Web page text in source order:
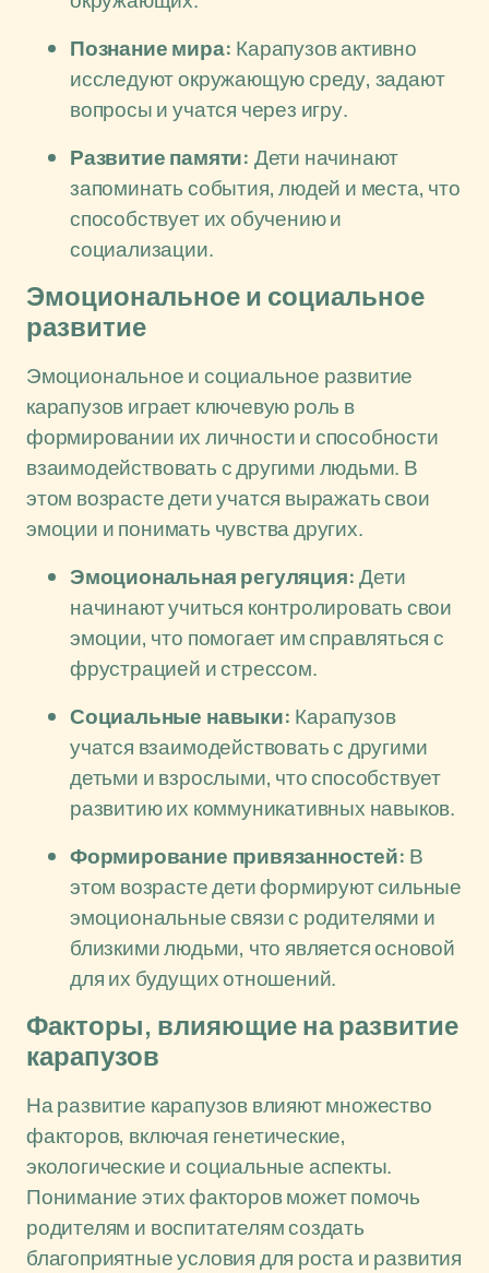
Познание мира: Карапузов активно
исследуют окружающую среду, задают
вопросы и учатся через игру.
Развитие памяти: Дети начинают
запоминать события, людей и места, что
способствует их обучению и
социализации.
Эмоциональное и социальное
развитие
Эмоциональное и социальное развитие
карапузов играет ключевую роль в
формировании их личности и способности
взаимодействовать с другими людьми. В
этом возрасте дети учатся выражать свои
эмоции и понимать чувства других.
Эмоциональная регуляция:Дети
начинают учиться контролировать свои
эмоции, что помогает им справляться с
фрустрацией и стрессом.
Социальные навыки: Карапузов
учатся взаимодействовать с другими
детьми и взрослыми, что способствует
развитию их коммуникативных навыков.
Формирование привязанностей: В
этом возрасте дети формируют сильные
эмоциональные связи с родителями и
близкими людьми, что является основой
для их будущих отношений.
Факторы, влияющие на развитие
карапузов
На развитие карапузов влияют множество
факторов, включая генетические,
экологические и социальные аспекты.
Понимание этих факторов может помочь
родителям и воспитателям создать
благоприятные условия для роста и развития